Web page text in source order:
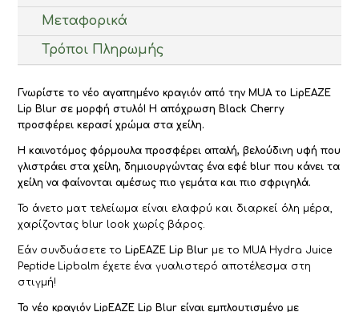
Μεταφορικά
Τρόποι Πληρωμής
Γνωρίστε το νέο αγαπημένο κραγιόν από την MUA το LipEAZE
Lip Blur σε μορφή στυλό! Η απόχρωση Black Cherry
προσφέρει κερασί χρώμα στα χείλη.
Η καινοτόμος φόρμουλα προσφέρει απαλή, βελούδινη υφή που
γλιστράει στα χείλη, δημιουργώντας ένα εφέ blur που κάνει τα
χείλη να φαίνονται αμέσως πιο γεμάτα και πιο σφριγηλά.
Το άνετο ματ τελείωμα είναι ελαφρύ και διαρκεί όλη μέρα,
χαρίζοντας blur look χωρίς βάρος.
Εάν συνδυάσετε το LipEAZE Lip Blur με το MUA Hydra Juice
Peptide Lipbalm έχετε ένα γυαλιστερό αποτέλεσμα στη
στιγμή!
Το νέο κραγιόν LipEAZE Lip Blur είναι εμπλουτισμένο με